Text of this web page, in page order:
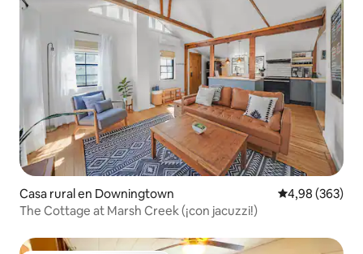
Casa rural en Downingtown Calificación
4,98 (363)
The Cottage at Marsh Creek (¡con jacuzzi!)